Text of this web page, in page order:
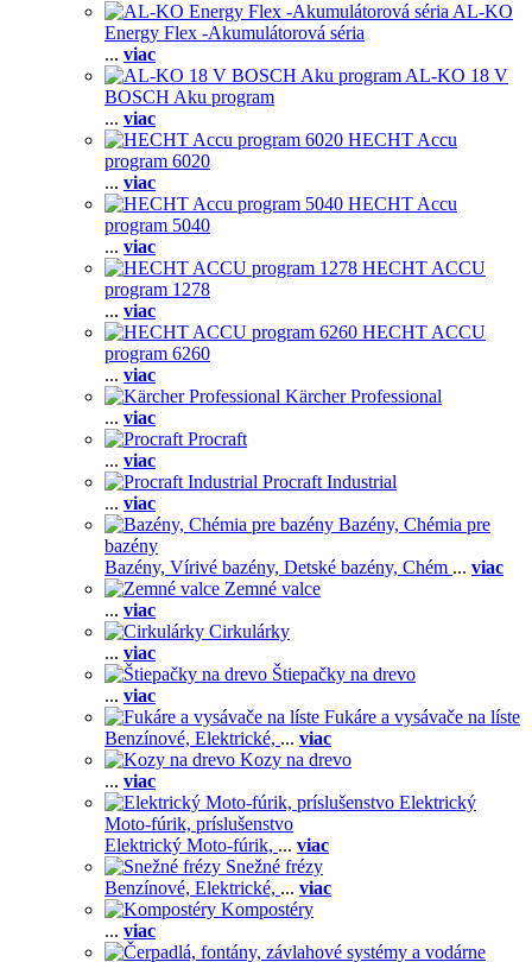
AL-KO
Energy Flex -Akumulátorová séria
... viac
AL-KO 18 V
BOSCH Aku program
... viac
HECHT Accu
program 6020
... viac
HECHT Accu
program 5040
... viac
HECHT ACCU
program 1278
... viac
HECHT ACCU
program 6260
... viac
Kärcher Professional
... viac
Procraft
... viac
Procraft Industrial
... viac
Bazény, Chémia pre
bazény
Bazény, Vírivé bazény, Detské bazény, Chém ... viac
Zemné valce
... viac
Cirkulárky
... viac
Štiepačky na drevo
... viac
Fukáre a vysávače na líste
Benzínové, Elektrické, ... viac
Kozy na drevo
... viac
Elektrický
Moto-fúrik, príslušenstvo
Elektrický Moto-fúrik, ... viac
Snežné frézy
Benzínové, Elektrické, ... viac
Kompostéry
... viac